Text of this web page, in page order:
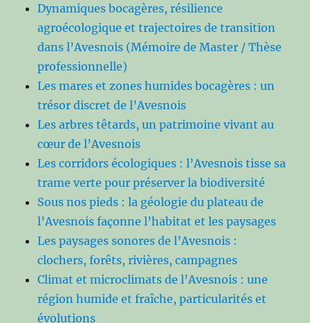
Dynamiques bocagères, résilience
agroécologique et trajectoires de transition
dans l’Avesnois (Mémoire de Master / Thèse
professionnelle)
Les mares et zones humides bocagères : un
trésor discret de l’Avesnois
Les arbres têtards, un patrimoine vivant au
cœur de l’Avesnois
Les corridors écologiques : l’Avesnois tisse sa
trame verte pour préserver la biodiversité
Sous nos pieds : la géologie du plateau de
l’Avesnois façonne l’habitat et les paysages
Les paysages sonores de l’Avesnois :
clochers, forêts, rivières, campagnes
Climat et microclimats de l’Avesnois : une
région humide et fraîche, particularités et
évolutions